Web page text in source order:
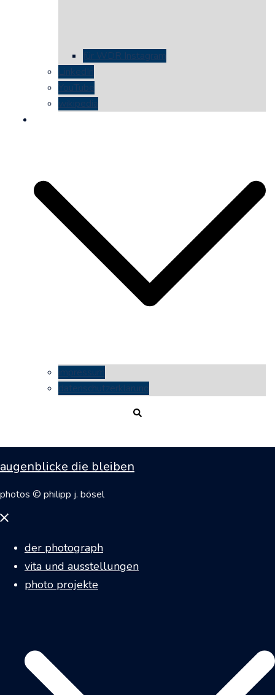
für WDR Instagram
LinkedIn
YouTube
wikipedia
impressum
datenschutzerklärung
augenblicke die bleiben
photos © philipp j. bösel
Menü
der photograph
vita und ausstellungen
photo projekte